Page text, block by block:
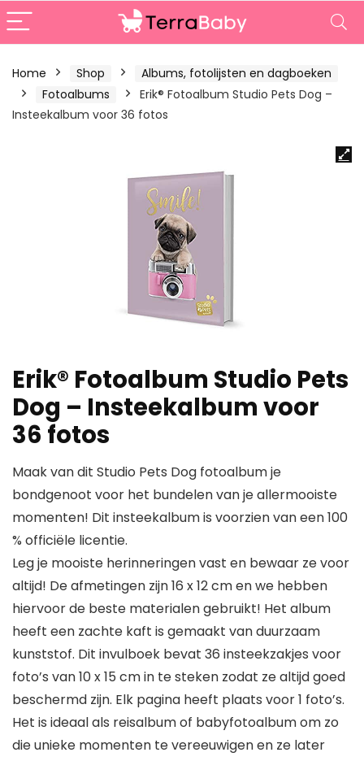
Home Shop
Albums, fotolijsten en dagboeken
Fotoalbums
Erik® Fotoalbum Studio Pets Dog –
Insteekalbum voor 36 fotos
Erik® Fotoalbum Studio Pets
Dog – Insteekalbum voor
36 fotos
Maak van dit Studio Pets Dog fotoalbum je
bondgenoot voor het bundelen van je allermooiste
momenten! Dit insteekalbum is voorzien van een 100
% officiële licentie.
Leg je mooiste herinneringen vast en bewaar ze voor
altijd! De afmetingen zijn 16 x 12 cm en we hebben
hiervoor de beste materialen gebruikt! Het album
heeft een zachte kaft is gemaakt van duurzaam
kunststof. Dit invulboek bevat 36 insteekzakjes voor
foto’s van 10 x 15 cm in te steken zodat ze altijd goed
beschermd zijn. Elk pagina heeft plaats voor 1 foto’s.
Het is ideaal als reisalbum of babyfotoalbum om zo
die unieke momenten te vereeuwigen en ze later